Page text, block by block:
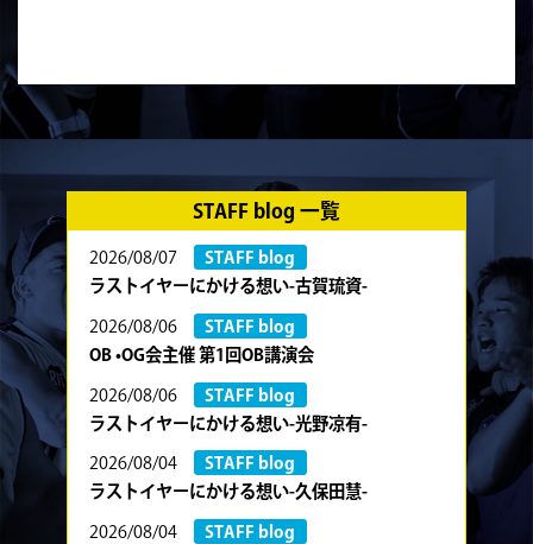
STAFF blog 一覧
2026/08/07
STAFF blog
ラストイヤーにかける想い-古賀琉資-
2026/08/06
STAFF blog
OB •OG会主催 第1回OB講演会
2026/08/06
STAFF blog
ラストイヤーにかける想い-光野凉有-
2026/08/04
STAFF blog
ラストイヤーにかける想い-久保田慧-
2026/08/04
STAFF blog